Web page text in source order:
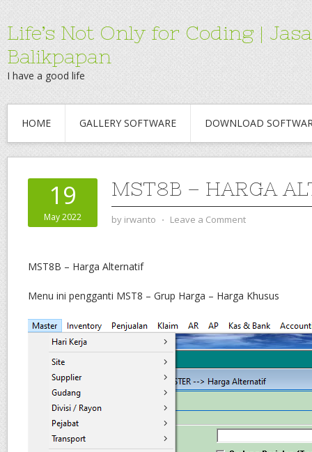
Life’s Not Only for Coding |
Balikpapan
I have a good life
HOME GALLERY SOFTWARE DOWNLOAD
19
May 2022
MST8B – HARGA
by irwanto ⋅ Leave a Comment
MST8B – Harga Alternatif
Menu ini pengganti MST8 – Grup Harga – Harga Khusus